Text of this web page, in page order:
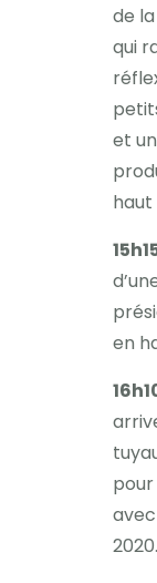
de
qui
et
haut
en
2020.